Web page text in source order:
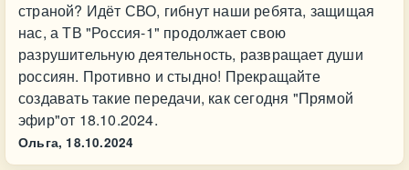
страной? Идёт СВО, гибнут наши ребята, защищая
нас, а ТВ "Россия-1" продолжает свою
разрушительную деятельность, развращает души
россиян. Противно и стыдно! Прекращайте
создавать такие передачи, как сегодня "Прямой
эфир"от 18.10.2024.
Ольга, 18.10.2024